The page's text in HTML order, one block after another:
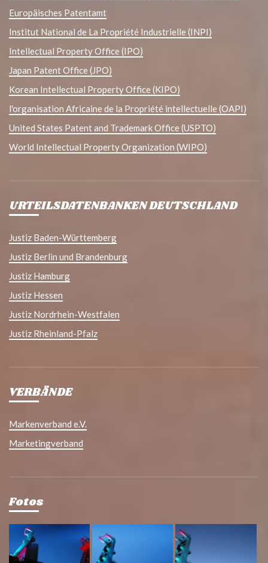
Europäisches Patentamt
Institut National de La Propriété Industrielle (INPI)
Intellectual Property Office (IPO)
Japan Patent Office (JPO)
Korean Intellectual Property Office (KIPO)
l'organisation Africaine de la Propriété intellectuelle (OAPI)
United States Patent and Trademark Office (USPTO)
World Intellectual Property Organization (WIPO)
URTEILSDATENBANKEN DEUTSCHLAND
Justiz Baden-Württemberg
Justiz Berlin und Brandenburg
Justiz Hamburg
Justiz Hessen
Justiz Nordrhein-Westfalen
Justiz Rheinland-Pfalz
VERBÄNDE
Markenverband e.V.
Marketingverband
Fotos